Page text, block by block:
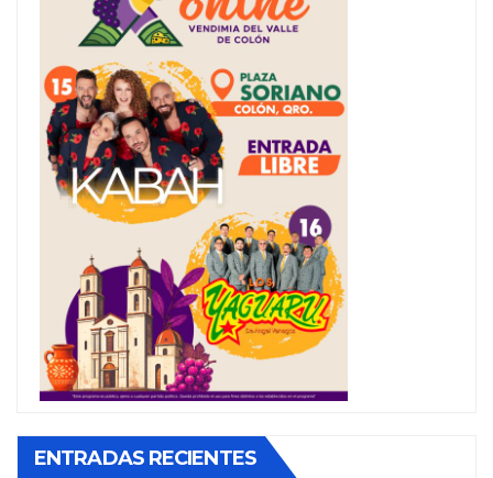
ENTRADAS RECIENTES